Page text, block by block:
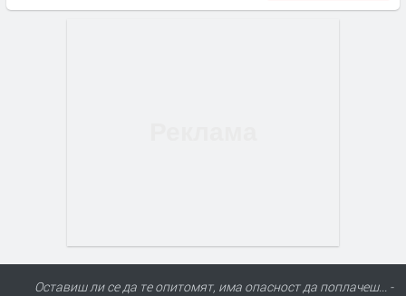
Оставиш ли се да те опитомят, има опасност да поплачеш... -